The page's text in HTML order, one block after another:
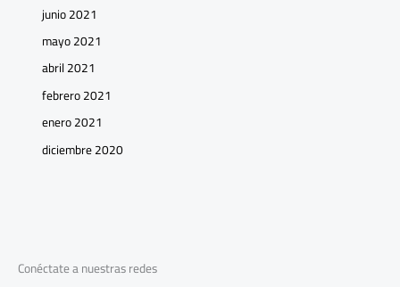
junio 2021
mayo 2021
abril 2021
febrero 2021
enero 2021
diciembre 2020
Conéctate a nuestras redes